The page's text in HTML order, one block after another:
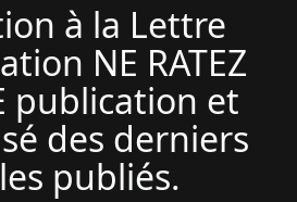
à la Lettre
NE RATEZ
publication et
des derniers
publiés.